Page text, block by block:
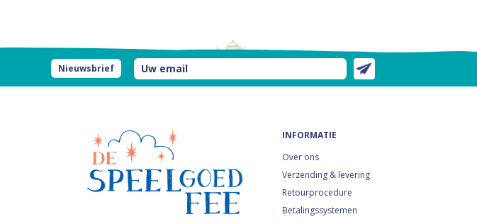
Nieuwsbrief
INFORMATIE
Over ons
Verzending & levering
Retourprocedure
Betalingssystemen